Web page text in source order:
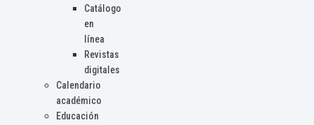
Catálogo
en
línea
Revistas
digitales
Calendario
académico
Educación